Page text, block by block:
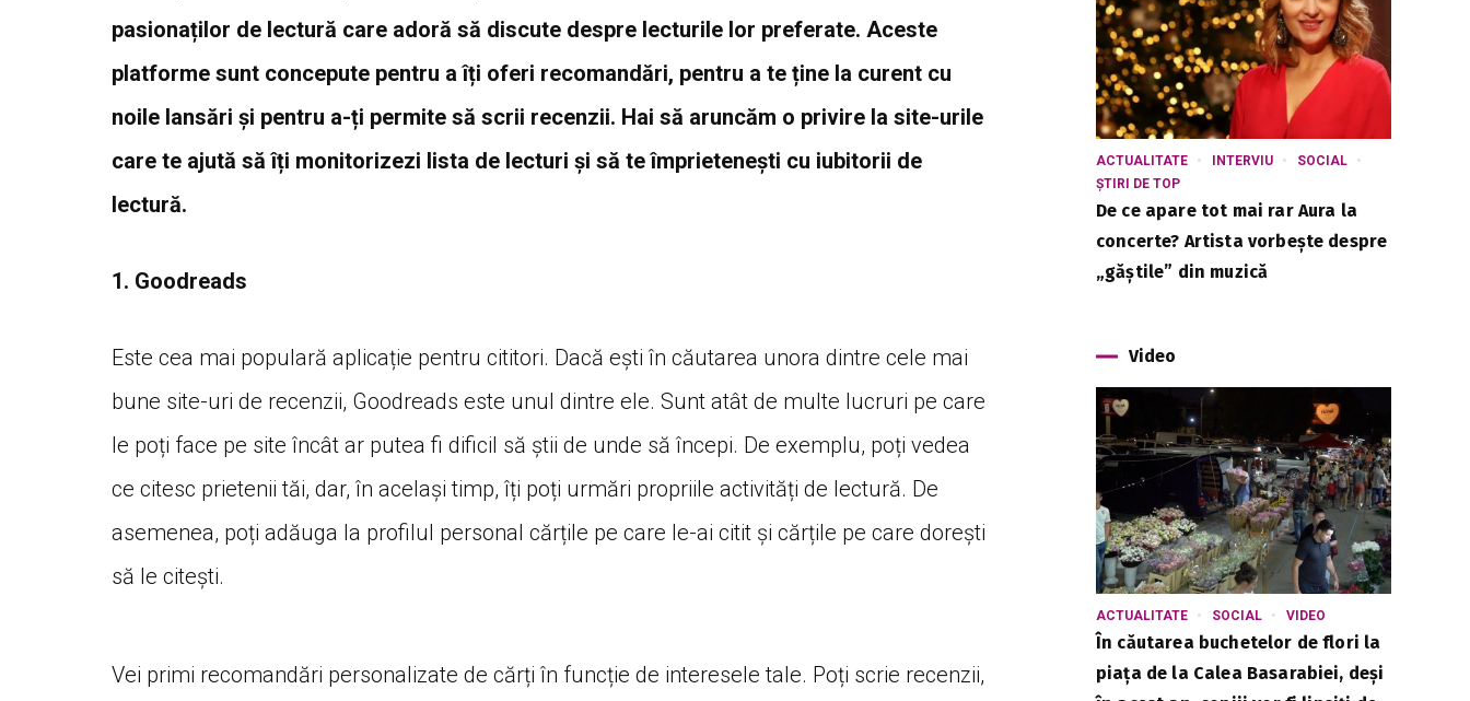
pasionaților de lectură care adoră să discute despre lecturile lor preferate. Aceste
platforme sunt concepute pentru a îți oferi recomandări, pentru a te ține la curent cu
noile lansări și pentru a-ți permite să scrii recenzii. Hai să aruncăm o privire la site-urile
care te ajută să îți monitorizezi lista de lecturi și să te împrietenești cu iubitorii de
lectură.
1. Goodreads
Este cea mai populară aplicație pentru cititori. Dacă ești în căutarea unora dintre cele mai
bune site-uri de recenzii, Goodreads este unul dintre ele. Sunt atât de multe lucruri pe care
le poți face pe site încât ar putea fi dificil să știi de unde să începi. De exemplu, poți vedea
ce citesc prietenii tăi, dar, în același timp, îți poți urmări propriile activități de lectură. De
asemenea, poți adăuga la profilul personal cărțile pe care le-ai citit și cărțile pe care dorești
să le citești.
Vei primi recomandări personalizate de cărți în funcție de interesele tale. Poți scrie recenzii,
ACTUALITATE INTERVIU
SOCIAL
ȘTIRI DE TOP
De ce apare tot mai rar Aura la
concerte? Artista vorbește despre
„găștile” din muzică
Video
ACTUALITATE SOCIAL VIDEO
În căutarea buchetelor de flori la
piața de la Calea Basarabiei, deși